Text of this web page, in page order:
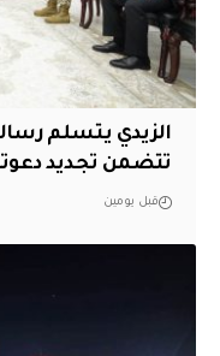
الزيدي يتسلم
تتضمن تجديد
قبل يومين